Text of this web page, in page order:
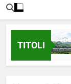
TITOLI